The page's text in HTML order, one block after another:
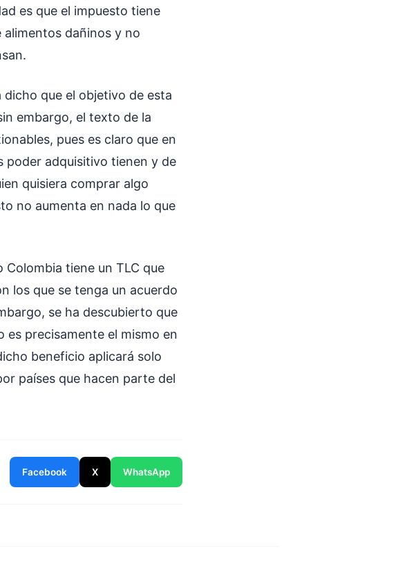
es que el impuesto tiene
dañinos y no
dicho que el objetivo de esta
embargo, el texto de la
pues es claro que en
poder adquisitivo tienen y de
quisiera comprar algo
no aumenta en nada lo que
tiene un TLC que
los que se tenga un acuerdo
se ha descubierto que
es precisamente el mismo en
beneficio aplicará solo
países que hacen parte del
Facebook X WhatsApp